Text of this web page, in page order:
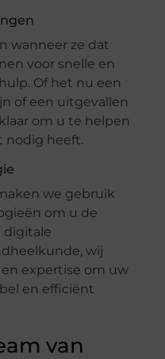
wanneer ze dat
voor snelle en
Of het nu een
of een uitgevallen
om u te helpen
nodig heeft.
we gebruik
om u de
digitale
wij
expertise om uw
en efficiënt
van